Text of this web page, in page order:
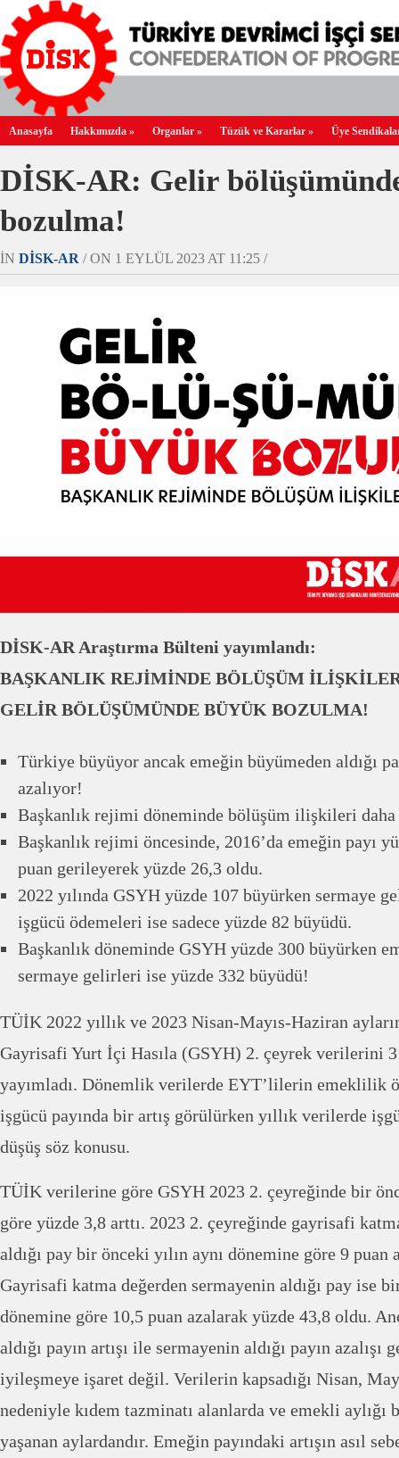
Anasayfa Hakkımızda » Organlar » Tüzük ve Kararlar » Üye
DİSK-AR: Gelir
bozulma!
IN DİSK-AR / ON 1 EYLÜL 2023 AT 11:25 /
DİSK-AR Araştırma Bülteni yayımlandı:
BAŞKANLIK REJİMİNDE BÖLÜŞÜM
GELİR BÖLÜŞÜMÜNDE BÜYÜK BOZULMA!
Türkiye büyüyor ancak emeğin büyümeden aldığı
azalıyor!
Başkanlık rejimi döneminde bölüşüm ilişkileri daha
Başkanlık rejimi öncesinde, 2016’da emeğin payı
puan gerileyerek yüzde 26,3 oldu.
2022 yılında GSYH yüzde 107 büyürken sermaye
işgücü ödemeleri ise sadece yüzde 82 büyüdü.
Başkanlık döneminde GSYH yüzde 300 büyürken
sermaye gelirleri ise yüzde 332 büyüdü!
TÜİK 2022 yıllık ve 2023 Nisan-Mayıs-Haziran
Gayrisafi Yurt İçi Hasıla (GSYH) 2. çeyrek verilerini
yayımladı. Dönemlik verilerde EYT’lilerin emeklilik
işgücü payında bir artış görülürken yıllık verilerde
düşüş söz konusu.
TÜİK verilerine göre GSYH 2023 2. çeyreğinde bir
göre yüzde 3,8 arttı. 2023 2. çeyreğinde gayrisafi
aldığı pay bir önceki yılın aynı dönemine göre 9
Gayrisafi katma değerden sermayenin aldığı pay ise
dönemine göre 10,5 puan azalarak yüzde 43,8 oldu.
aldığı payın artışı ile sermayenin aldığı payın azalışı
iyileşmeye işaret değil. Verilerin kapsadığı Nisan,
nedeniyle kıdem tazminatı alanlarda ve emekli aylığı
yaşanan aylardandır. Emeğin payındaki artışın asıl